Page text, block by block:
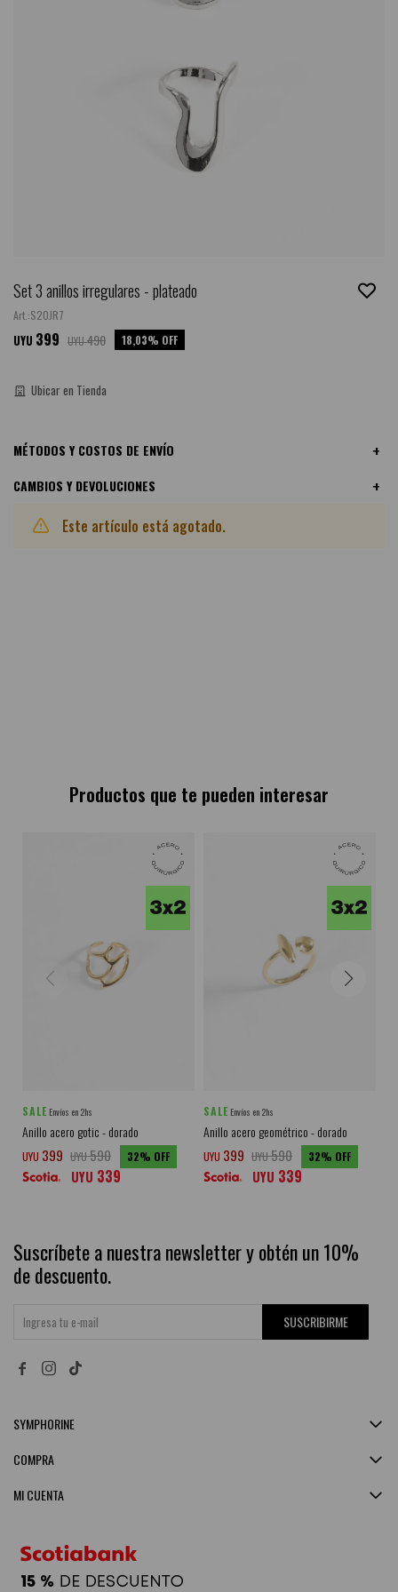
Set 3 anillos irregulares - plateado
S20JR7
UYU 399 UYU490 18,03
Ubicar en Tienda
MÉTODOS Y COSTOS DE ENVÍO
CAMBIOS Y DEVOLUCIONES
Este artículo está agotado.
Productos que te pueden interesar
SALE Envíos en 2hs
Anillo acero gotic - dorado
UYU 399 UYU590 32
UYU 339
SALE Envíos en 2hs
Anillo acero geométrico - dorado
UYU 399 UYU590 32
UYU 339
Suscríbete a nuestra newsletter y obtén un 10%
de descuento.
SUSCRIBIRME
 
SYMPHORINE
MI CUENTA
COMPRA